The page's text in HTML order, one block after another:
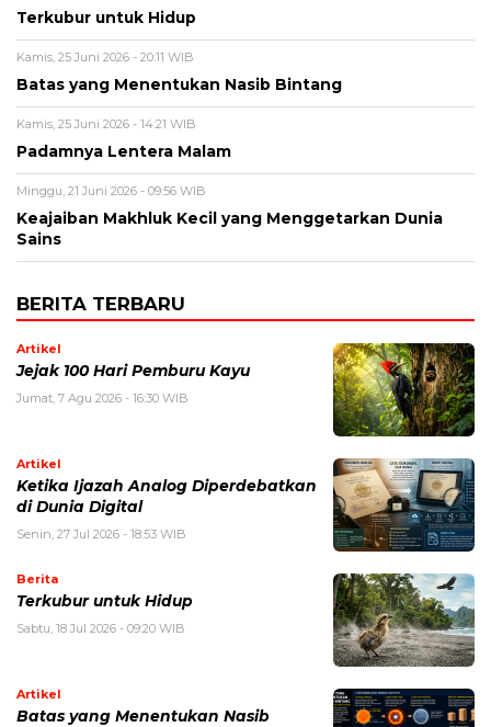
Terkubur untuk Hidup
Kamis, 25 Juni 2026 - 20:11 WIB
Batas yang Menentukan Nasib Bintang
Kamis, 25 Juni 2026 - 14:21 WIB
Padamnya Lentera Malam
Minggu, 21 Juni 2026 - 09:56 WIB
Keajaiban Makhluk Kecil yang Menggetarkan Dunia
Sains
BERITA TERBARU
Artikel
Jejak 100 Hari Pemburu Kayu
Jumat, 7 Agu 2026 - 16:30 WIB
Artikel
Ketika Ijazah Analog Diperdebatkan
di Dunia Digital
Senin, 27 Jul 2026 - 18:53 WIB
Berita
Terkubur untuk Hidup
Sabtu, 18 Jul 2026 - 09:20 WIB
Artikel
Batas yang Menentukan Nasib